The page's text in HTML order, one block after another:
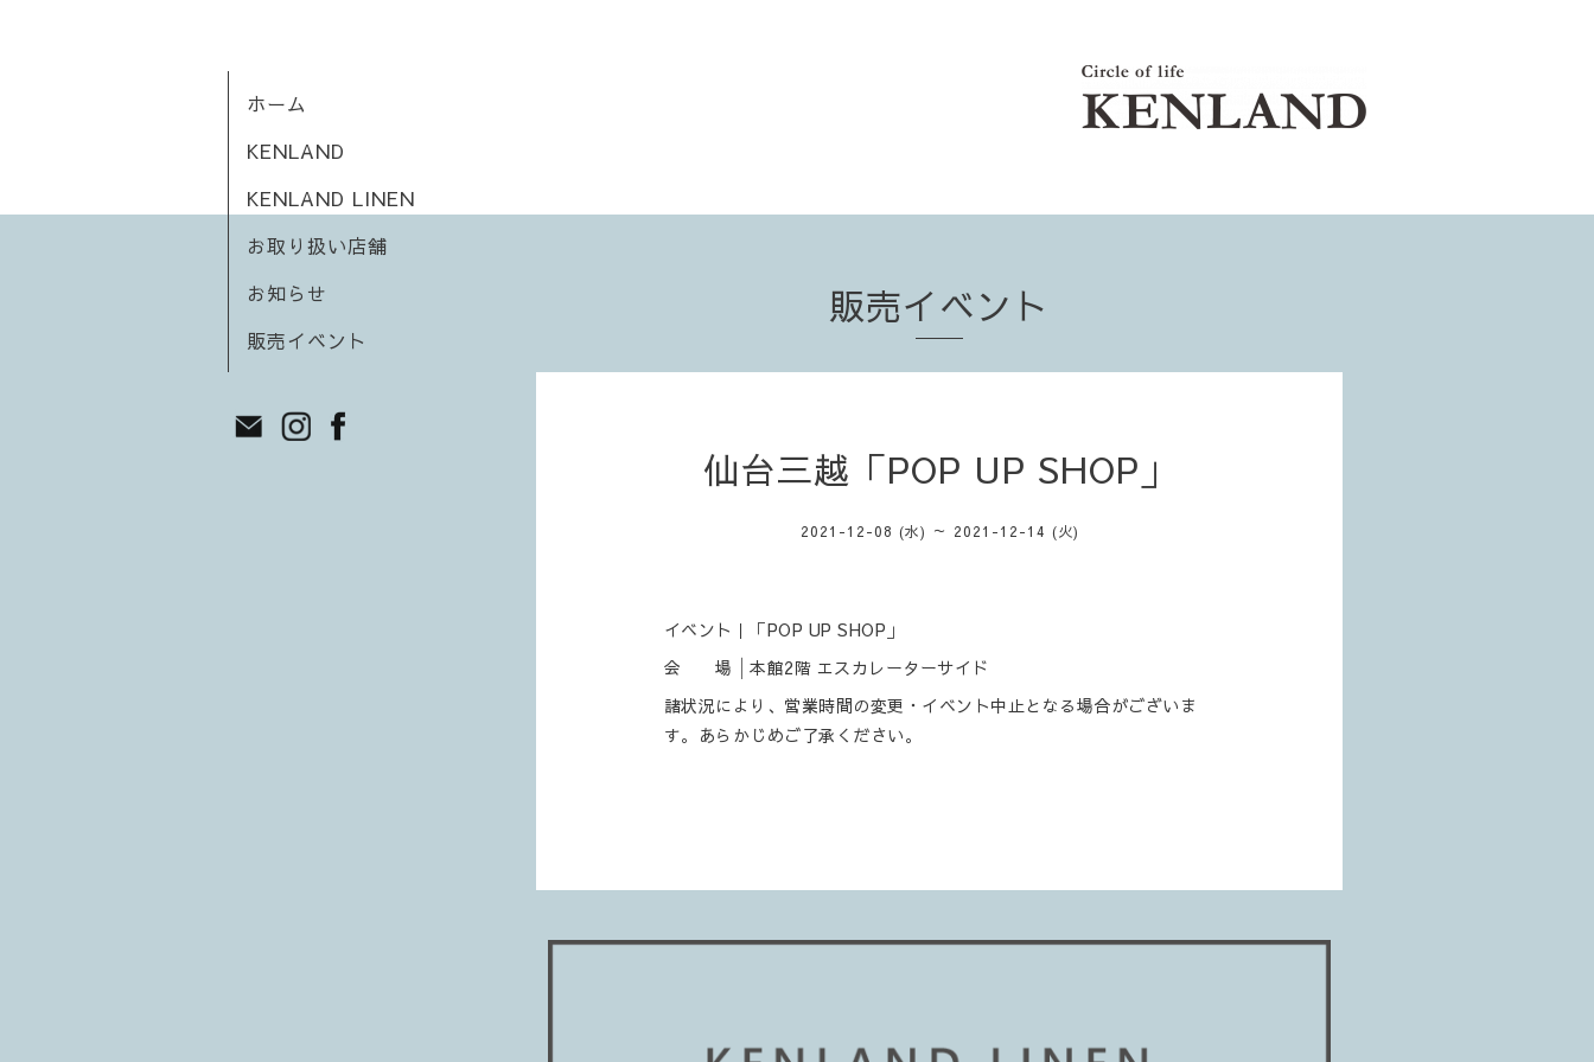
ホーム
KENLAND
KENLAND LINEN
お取り扱い店舗
お知らせ
販売イベント
販売イベント
仙台三越「POP UP SHOP」
2021-12-08 (水) ～ 2021-12-14 (火)
イベント｜「POP UP SHOP」
会 場│本館2階 エスカレーターサイド
諸状況により、営業時間の変更・イベント中止となる場合がございま
す。あらかじめご了承ください。